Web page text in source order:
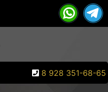
8 928 351-68-65